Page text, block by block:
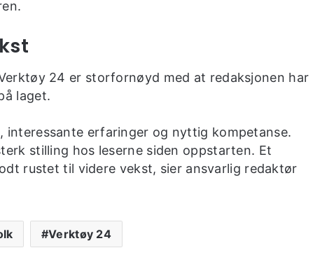
24 er storfornøyd med at redaksjonen har
laget.
interessante erfaringer og nyttig kompetanse.
stilling hos leserne siden oppstarten. Et
rustet til videre vekst, sier ansvarlig redaktør
Verktøy 24